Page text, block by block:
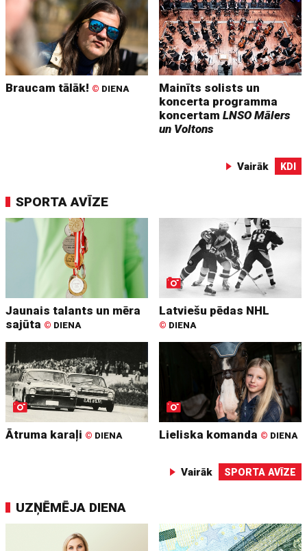
Braucam tālāk! © DIENA
Mainīts solists un
koncerta programma
koncertamLNSO Mālers
un Voltons
Vairāk KDI
SPORTA AVĪZE
Jaunais talants un mēra
sajūta © DIENA
Latviešu pēdas NHL
© DIENA
Ātruma karaļi © DIENA Lieliska komanda © DIENA
Vairāk SPORTA AVĪZE
UZŅĒMĒJA DIENA